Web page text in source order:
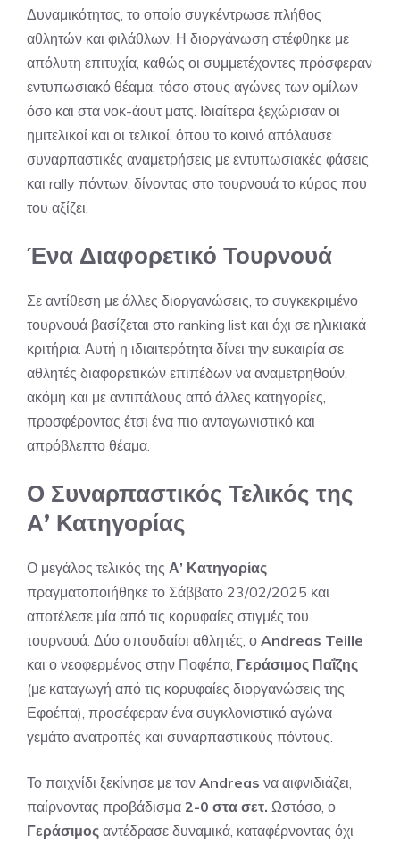
Δυναμικότητας, το οποίο συγκέντρωσε πλήθος
αθλητών και φιλάθλων. Η διοργάνωση στέφθηκε με
απόλυτη επιτυχία, καθώς οι συμμετέχοντες πρόσφεραν
εντυπωσιακό θέαμα, τόσο στους αγώνες των ομίλων
όσο και στα νοκ-άουτ ματς. Ιδιαίτερα ξεχώρισαν οι
ημιτελικοί και οι τελικοί, όπου το κοινό απόλαυσε
συναρπαστικές αναμετρήσεις με εντυπωσιακές φάσεις
και rally πόντων, δίνοντας στο τουρνουά το κύρος που
του αξίζει.
Ένα Διαφορετικό Τουρνουά
Σε αντίθεση με άλλες διοργανώσεις, το συγκεκριμένο
τουρνουά βασίζεται στο ranking list και όχι σε ηλικιακά
κριτήρια. Αυτή η ιδιαιτερότητα δίνει την ευκαιρία σε
αθλητές διαφορετικών επιπέδων να αναμετρηθούν,
ακόμη και με αντιπάλους από άλλες κατηγορίες,
προσφέροντας έτσι ένα πιο ανταγωνιστικό και
απρόβλεπτο θέαμα.
Ο Συναρπαστικός Τελικός της
Α’ Κατηγορίας
Ο μεγάλος τελικός της Α’ Κατηγορίας
πραγματοποιήθηκε το Σάββατο 23/02/2025 και
αποτέλεσε μία από τις κορυφαίες στιγμές του
τουρνουά. Δύο σπουδαίοι αθλητές, ο Andreas Teille
και ο νεοφερμένος στην Ποφέπα, Γεράσιμος Παΐζης
(με καταγωγή από τις κορυφαίες διοργανώσεις της
Εφοέπα), προσέφεραν ένα συγκλονιστικό αγώνα
γεμάτο ανατροπές και συναρπαστικούς πόντους.
Το παιχνίδι ξεκίνησε με τον Andreas να αιφνιδιάζει,
παίρνοντας προβάδισμα 2-0 στα σετ. Ωστόσο, ο
Γεράσιμος αντέδρασε δυναμικά, καταφέρνοντας όχι